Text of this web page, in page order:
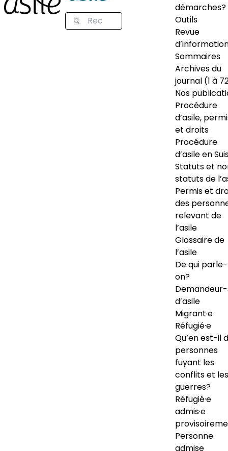
démarches?
Outils
Revue
Sommaires
Archives du
journal (1 à
Nos
Procédure
d’asile,
et droits
Procédure
d’asile en
Statuts et
statuts de
Permis et
des
relevant de
l’asile
Glossaire de
l’asile
De qui
on?
d’asile
Migrant·e
Réfugié·e
Qu’en est-il
personnes
fuyant les
conflits et les
guerres?
Réfugié·e
admis·e
Personne
admise